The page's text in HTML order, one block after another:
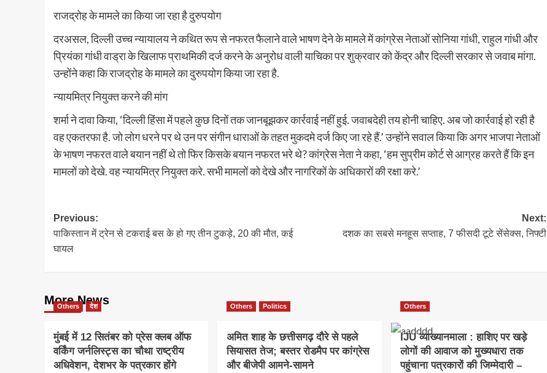
राजद्रोह के मामले का किया जा रहा है दुरुपयोग
दरअसल, दिल्ली उच्च न्यायालय ने कथित रूप से नफरत फैलाने वाले भाषण देने के मामले में कांग्रेस नेताओं सोनिया गांधी, राहुल गांधी और
प्रियंका गांधी वाड्रा के खिलाफ प्राथमिकी दर्ज करने के अनुरोध वाली याचिका पर शुक्रवार को केंद्र और दिल्ली सरकार से जवाब मांगा.
उन्होंने कहा कि राजद्रोह के मामले का दुरुपयोग किया जा रहा है.
न्यायमित्र नियुक्त करने की मांग
शर्मा ने दावा किया, ‘दिल्ली हिंसा में पहले कुछ दिनों तक जानबूझकर कार्रवाई नहीं हुई. जवाबदेही तय होनी चाहिए. अब जो कार्रवाई हो रही है
वह एकतरफा है. जो लोग धरने पर थे उन पर संगीन धाराओं के तहत मुकदमे दर्ज किए जा रहे हैं.’ उन्होंने सवाल किया कि अगर भाजपा नेताओं
के भाषण नफरत वाले बयान नहीं थे तो फिर किसके बयान नफरत भरे थे? कांग्रेस नेता ने कहा, ‘हम सुप्रीम कोर्ट से आग्रह करते हैं कि इन
मामलों को देखे. वह न्यायमित्र नियुक्त करे. सभी मामलों को देखे और नागरिकों के अधिकारों की रक्षा करे.’
Post
navigation
Previous:
पाकिस्तान में ट्रेन से टकराई बस के हो गए तीन टुकड़े, 20 की मौत, कई
घायल
Next:
दशक का सबसे मनहूस सप्ताह, 7 फीसदी टूटे सेंसेक्स, निफ्टी
More News
Others देश
मुंबई में 12 सितंबर को प्रेस क्लब ऑफ
वर्किंग जर्नलिस्ट्स का चौथा राष्ट्रीय
अधिवेशन, देशभर के पत्रकार होंगे
Others Politics
अमित शाह के छत्तीसगढ़ दौरे से पहले
सियासत तेज; बस्तर रोडमैप पर कांग्रेस
और बीजेपी आमने-सामने
Others
IJU व्याख्यानमाला : हाशिए पर खड़े
लोगों की आवाज को मुख्यधारा तक
पहुंचाना पत्रकारों की जिम्मेदारी –